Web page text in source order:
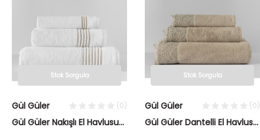
Stok Sorgula
Gül Güler (0)
Gül Güler Nakışlı El Havlusu
Stok Sorgula
Gül Güler (0)
Gül Güler Dantelli El Havlusu